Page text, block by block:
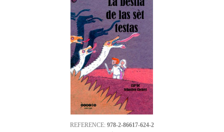
REFERENCE: 978-2-86617-624-2